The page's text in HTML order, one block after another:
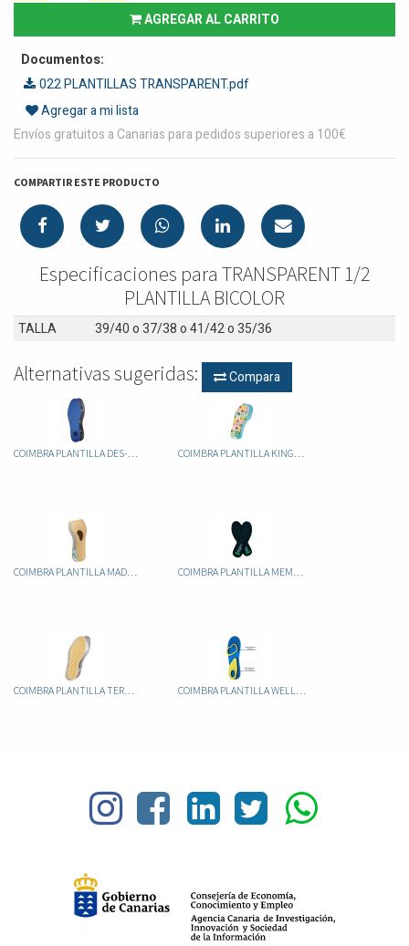
AGREGAR AL CARRITO
Documentos:
022 PLANTILLAS TRANSPARENT.pdf
Agregar a mi lista
Envíos gratuitos a Canarias para pedidos superiores a 100€
COMPARTIR ESTE PRODUCTO
Especificaciones para TRANSPARENT 1/2
PLANTILLA BICOLOR
TALLA 39/40o37/38o41/42o35/36
Alternativas sugeridas: Compara
COIMBRA PLANTILLA DES-ODOR PLUS CONTROL (RECORTABLE) COIMBRA PLANTILLA KINGU INFANTIL RECORTABLE
COIMBRA PLANTILLA MADAME COIMBRA PLANTILLA MEMORY FOAM
COIMBRA PLANTILLA TERMAL RECORTABLE COIMBRA PLANTILLA WELLINESS GEL